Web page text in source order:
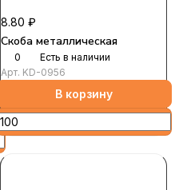
8.80 ₽
Скоба металлическая
0
Есть в наличии
Арт. KD-0956
В корзину